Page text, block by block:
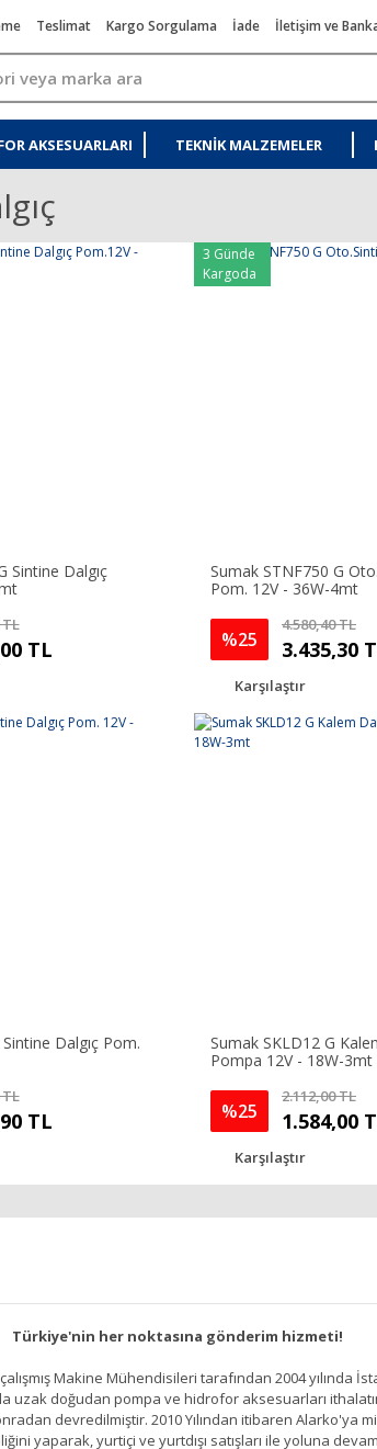
Teslimat Kargo Sorgulama İade İletişim ve
AKSESUARLARI TEKNIK MALZEMELER
Sintine Dalgıç
TL
3 Günde
Kargoda
Sumak STNF750 G
Pom. 12V - 36W-4mt
%25
4.580,40 TL
3.435,30
Karşılaştır
Dalgıç Pom.
TL
Sumak SKLD12 G
Pompa 12V - 18W-3mt
%25
2.112,00 TL
1.584,00
Karşılaştır
Türkiye'nin her noktasına gönderim hizmeti!
Makine Mühendisileri tarafından 2004 yılında
uzak doğudan pompa ve hidrofor aksesuarları
devredilmiştir. 2010 Yılından itibaren Alarko'ya
yaparak, yurtiçi ve yurtdışı satışları ile yoluna